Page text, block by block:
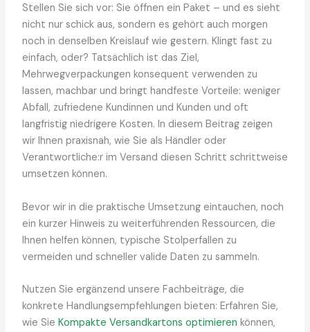
Stellen Sie sich vor: Sie öffnen ein Paket – und es sieht
nicht nur schick aus, sondern es gehört auch morgen
noch in denselben Kreislauf wie gestern. Klingt fast zu
einfach, oder? Tatsächlich ist das Ziel,
Mehrwegverpackungen konsequent verwenden zu
lassen, machbar und bringt handfeste Vorteile: weniger
Abfall, zufriedene Kundinnen und Kunden und oft
langfristig niedrigere Kosten. In diesem Beitrag zeigen
wir Ihnen praxisnah, wie Sie als Händler oder
Verantwortliche:r im Versand diesen Schritt schrittweise
umsetzen können.
Bevor wir in die praktische Umsetzung eintauchen, noch
ein kurzer Hinweis zu weiterführenden Ressourcen, die
Ihnen helfen können, typische Stolperfallen zu
vermeiden und schneller valide Daten zu sammeln.
Nutzen Sie ergänzend unsere Fachbeiträge, die
konkrete Handlungsempfehlungen bieten: Erfahren Sie,
wie Sie Kompakte Versandkartons optimieren können,